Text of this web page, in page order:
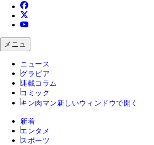
メニュ
ニュース
グラビア
連載コラム
コミック
キン肉マン 新しいウィンドウで開く
新着
エンタメ
スポーツ